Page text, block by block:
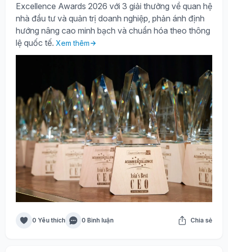
Excellence Awards 2026 với 3 giải thưởng về quan hệ
nhà đầu tư và quản trị doanh nghiệp, phản ánh định
hướng nâng cao minh bạch và chuẩn hóa theo thông
lệ quốc tế. Xem thêm
0 Yêu thích 0 Bình luận Chia sẻ